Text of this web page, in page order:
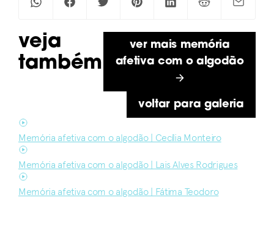
veja
também
ver mais memória
afetiva com o algodão
voltar para galeria
Memória afetiva com o algodão | Cecília Monteiro
Memória afetiva com o algodão | Lais Alves Rodrigues
Memória afetiva com o algodão | Fátima Teodoro